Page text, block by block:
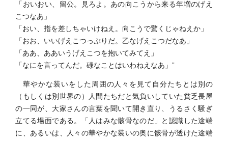
「おいおい、留公。見ろよ。あの向こうから来る年増のげえ
こつなあ」
「おい、指を差しちゃいけねえ。向こうで驚くじゃねえか」
「おお、いいげえこつっぷりだ。乙なげえこつだなあ」
「ああ、ああいうげえこつを抱いてみてえ」
「なにを言ってんだ。碌なことはいわねえなあ」”
華やかな装いをした周囲の人々を見て自分たちとは別の
（もしくは別世界の）人間たちだと気負いしていた貧乏長屋
の一同が、大家さんの言葉を聞いて開き直り、うるさく騒ぎ
立てる場面である。「人はみな骸骨なのだ」と認識した途端
に、あるいは、人々の華やかな装いの奥に骸骨が透けた途端